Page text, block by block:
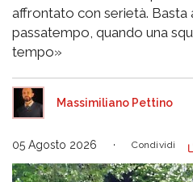
affrontato con serietà. Basta
passatempo, quando una
tempo»
Massimiliano Pettino
05 Agosto 2026 Condividi